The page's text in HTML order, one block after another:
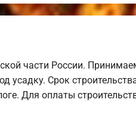
части России.
усадку. Срок
Для оплаты